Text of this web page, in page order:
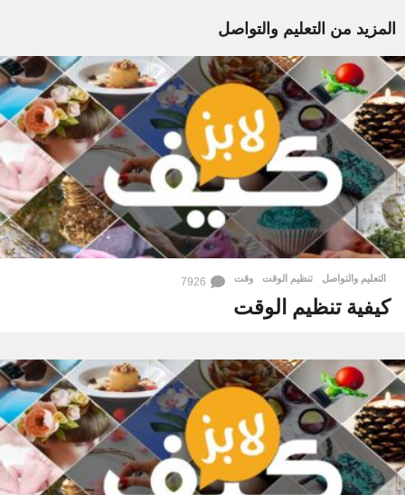
المزيد من التعليم والتواصل
التعليم والتواصل تنظيم الوقت ,
وقت 7926
كيفية تنظيم الوقت